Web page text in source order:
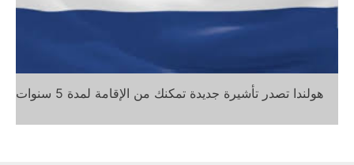
هولندا تصدر تأشيرة جديدة تمكنك من الإقامة لمدة 5 سنوات